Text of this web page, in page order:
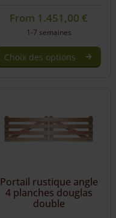
From 1.451,00 €
1-7 semaines
Choix des options
Portail rustique angle
4 planches douglas
double